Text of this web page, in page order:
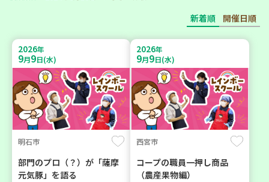
新着順 開催日順
2026年
9月9日(水)
明石市
部門のプロ（？）が「薩摩
元気豚」を語る
2026年
9月9日(水)
西宮市
コープの職員一押し商品
（農産果物編）